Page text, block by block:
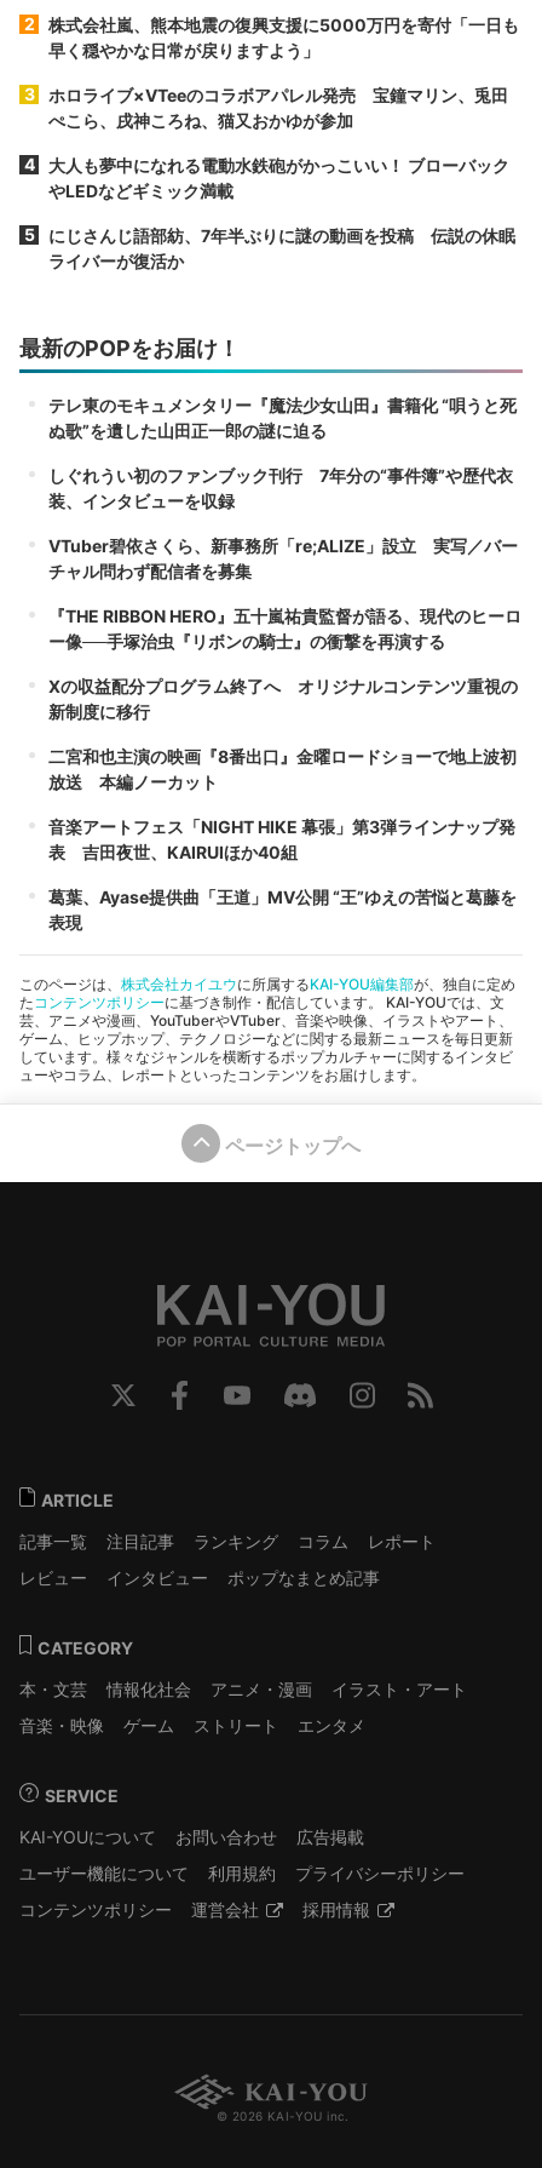
株式会社嵐、熊本地震の復興支援に5000万円を寄付「一日も
早く穏やかな日常が戻りますよう」
ホロライブ×VTeeのコラボアパレル発売 宝鐘マリン、兎田
ぺこら、戌神ころね、猫又おかゆが参加
大人も夢中になれる電動水鉄砲がかっこいい！ ブローバック
やLEDなどギミック満載
にじさんじ語部紡、7年半ぶりに謎の動画を投稿 伝説の休眠
ライバーが復活か
最新のPOPをお届け！
テレ東のモキュメンタリー『魔法少女山田』書籍化 “唄うと死
ぬ歌”を遺した山田正一郎の謎に迫る
しぐれうい初のファンブック刊行 7年分の“事件簿”や歴代衣
装、インタビューを収録
VTuber碧依さくら、新事務所「re;ALIZE」設立 実写／バー
チャル問わず配信者を募集
『THE RIBBON HERO』五十嵐祐貴監督が語る、現代のヒーロ
ー像──手塚治虫『リボンの騎士』の衝撃を再演する
Xの収益配分プログラム終了へ オリジナルコンテンツ重視の
新制度に移行
二宮和也主演の映画『8番出口』金曜ロードショーで地上波初
放送 本編ノーカット
音楽アートフェス「NIGHT HIKE 幕張」第3弾ラインナップ発
表 吉田夜世、KAIRUIほか40組
葛葉、Ayase提供曲「王道」MV公開 “王”ゆえの苦悩と葛藤を
表現
このページは、 株式会社カイユウに所属するKAI-YOU編集部が、独自に定め
た コンテンツポリシーに基づき制作・配信しています。 KAI-YOUでは、文
芸、アニメや漫画、YouTuberやVTuber、音楽や映像、イラストやアート、
ゲーム、ヒップホップ、テクノロジーなどに関する最新ニュースを毎日更新
しています。様々なジャンルを横断するポップカルチャーに関するインタビ
ューやコラム、レポートといったコンテンツをお届けします。
ページトップへ
ARTICLE
記事一覧
注目記事 ランキング コラム
レポート
レビュー
インタビュー ポップなまとめ記事
CATEGORY
本・文芸
情報化社会 アニメ・漫画
イラスト・アート
音楽・映像
ゲーム ストリート エンタメ
SERVICE
KAI-YOUについて
お問い合わせ
広告掲載
ユーザー機能について
利用規約
プライバシーポリシー
コンテンツポリシー
運営会社 採用情報
© 2026 KAI-YOU inc.